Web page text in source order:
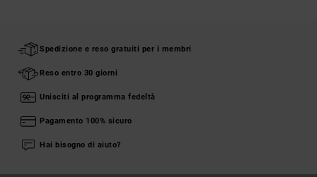
Spedizione e reso gratuiti per i membri
Reso entro 30 giorni
Unisciti al programma fedeltà
Pagamento 100% sicuro
Hai bisogno di aiuto?